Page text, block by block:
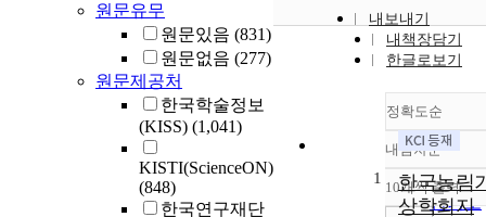
원문유무
원문있음 (831)
원문없음 (277)
원문제공처
한국학술정보
(KISS) (1,041)
KISTI(ScienceON)
(848)
한국연구재단
내보내기
내책장담기
한글로보기
정확도순
정확도
순
인기도
내림차순
내림차
10개씩 출력
1
한국농림
상학회지